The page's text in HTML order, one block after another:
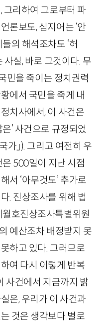
그리하여 그로부터 파
론보도, 심지어는 ‘안
의 해석조차도 ‘허
사실, 바로 그것이다. 무
민을 죽이는 정치권력
에서 국민을 죽게 내
치사에서, 이 사건은
’ 사건으로 규정되었
가」). 그리고 여전히 우
은 500일이 지난 시점
서 ‘아무것도’ 추가로
. 진상조사를 위해 법
호진상조사특별위원
예산조차 배정받지 못
하고 있다. 그러므로
여 다시 이렇게 반복
사건에서 지금까지 밝
은, 우리가 이 사건과
것은 생각보다 별로